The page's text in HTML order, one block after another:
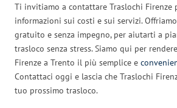
Ti invitiamo a contattare Traslochi Firenze
informazioni sui costi e sui servizi.
gratuito e senza impegno, per aiutarti a
trasloco senza stress. Siamo qui per
Firenze a Trento il più semplice e
Contattaci oggi e lascia che Traslochi
tuo prossimo trasloco.